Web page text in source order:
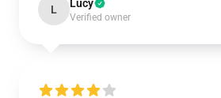
L Lucy
Verified owner